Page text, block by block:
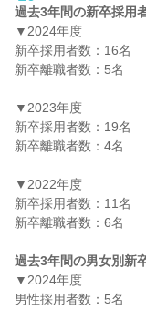
過去3年間の新卒採用
▼2024年度
新卒採用者数：16名
新卒離職者数：5名
▼2023年度
新卒採用者数：19名
新卒離職者数：4名
▼2022年度
新卒採用者数：11名
新卒離職者数：6名
過去3年間の男女別新
▼2024年度
男性採用者数：5名